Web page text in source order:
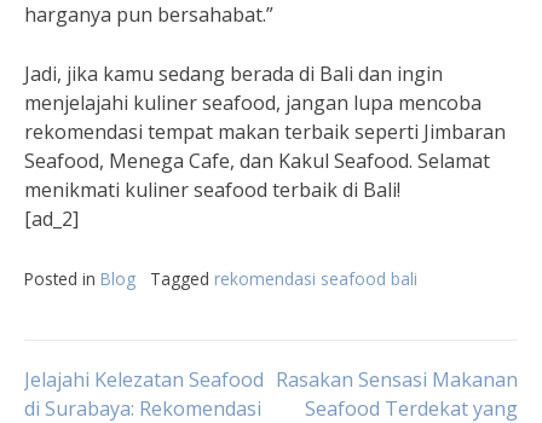
harganya pun bersahabat.”
Jadi, jika kamu sedang berada di Bali dan ingin
menjelajahi kuliner seafood, jangan lupa mencoba
rekomendasi tempat makan terbaik seperti Jimbaran
Seafood, Menega Cafe, dan Kakul Seafood. Selamat
menikmati kuliner seafood terbaik di Bali!
[ad_2]
Posted in Blog Tagged rekomendasi seafood bali
Post
Jelajahi Kelezatan Seafood
di Surabaya: Rekomendasi
Rasakan Sensasi Makanan
Seafood Terdekat yang